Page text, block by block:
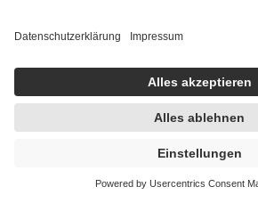
frei öl HYDROLIPID
GOLD 50 ml Creme